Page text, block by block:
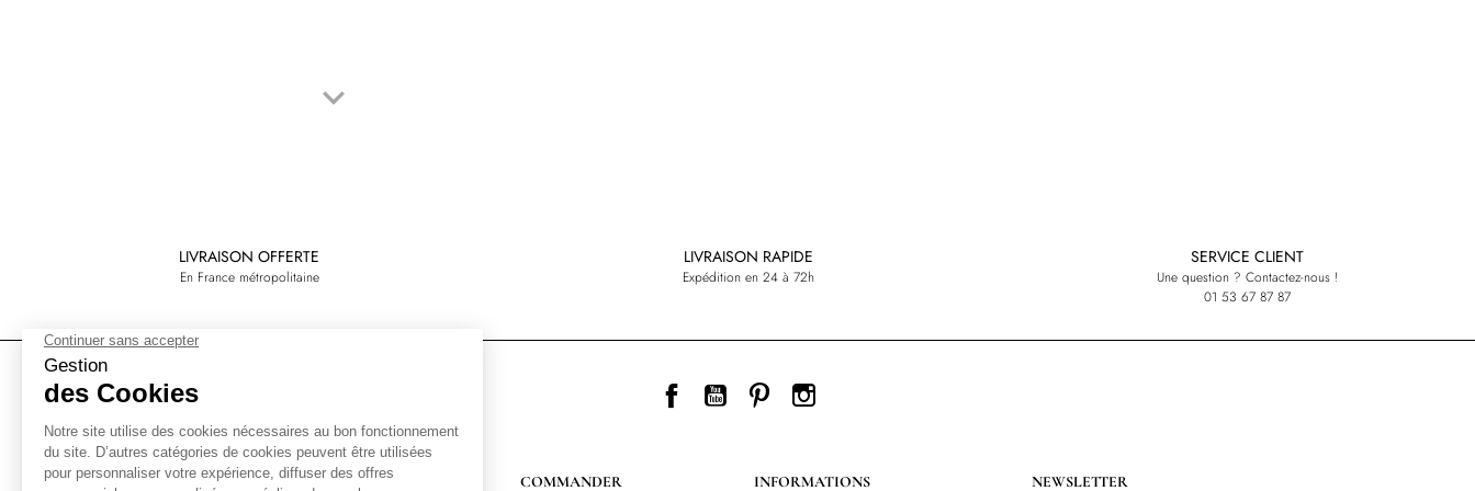
Suivant
keyboard_arrow_down
LIVRAISON OFFERTE
En France métropolitaine
LIVRAISON RAPIDE
Expédition en 24 à 72h
SERVICE CLIENT
Une question ? Contactez-nous !
01 53 67 87 87
Facebook
YouTube
PinterestInstagram
COMMANDER INFORMATIONS NEWSLETTER